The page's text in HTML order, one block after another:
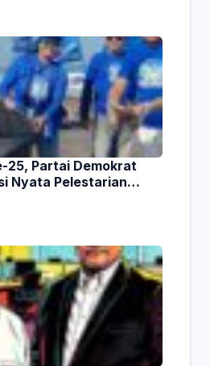
25, Partai Demokrat
Nyata Pelestarian